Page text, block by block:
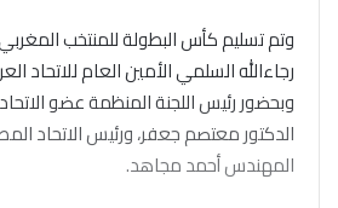
وتم تسليم كأس البطولة للمنتخب
رجاءالله السلمي الأمين العام للاتحاد
وبحضور رئيس اللجنة المنظمة عضو
الدكتور معتصم جعفر، ورئيس الاتحاد
المهندس أحمد مجاهد.